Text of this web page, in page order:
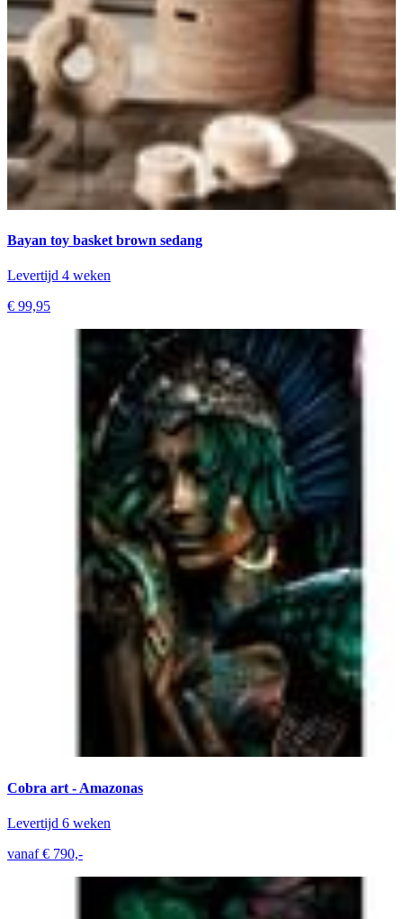
Bayan toy basket brown sedang
Levertijd 4 weken
€ 99,95
Cobra art - Amazonas
Levertijd 6 weken
vanaf € 790,-